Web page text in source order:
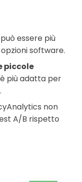
essere più
software.
piccole
più adatta per
non
A/B rispetto